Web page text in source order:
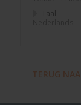
Taal
TERUG